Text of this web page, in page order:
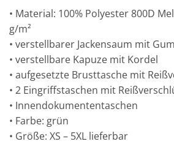
• Material: 100% Polyester 800D
g/m²
• verstellbarer Jackensaum mit
• verstellbare Kapuze mit Kordel
• aufgesetzte Brusttasche mit
• 2 Eingriffstaschen mit
• Innendokumententaschen
• Farbe: grün
• Größe: XS – 5XL lieferbar